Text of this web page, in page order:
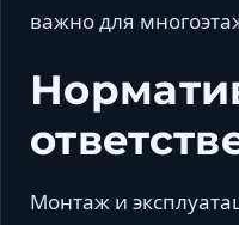
важно для
Монтаж и